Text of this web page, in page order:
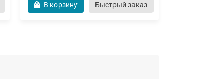
В корзину Быстрый заказ